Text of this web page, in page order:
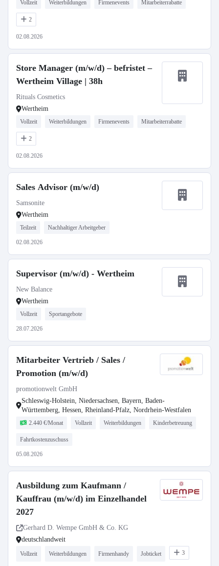
Vollzeit Weiterbildungen Firmenevents Mitarbeiterrabatte
2
02.08.2026
Store Manager (m/w/d) – befristet –
Wertheim Village | 38h
Rituals Cosmetics
Wertheim
Vollzeit Weiterbildungen Firmenevents Mitarbeiterrabatte
2
02.08.2026
Sales Advisor (m/w/d)
Samsonite
Wertheim
Teilzeit Nachhaltiger Arbeitgeber
02.08.2026
Supervisor (m/w/d) - Wertheim
New Balance
Wertheim
Vollzeit Sportangebote
28.07.2026
Mitarbeiter Vertrieb / Sales /
Promotion (m/w/d)
promotionwelt GmbH
Schleswig-Holstein, Niedersachsen, Bayern, Baden-
Württemberg, Hessen, Rheinland-Pfalz, Nordrhein-Westfalen
2.440 €/Monat Vollzeit Weiterbildungen Kinderbetreuung
Fahrtkostenzuschuss
05.08.2026
Ausbildung zum Kaufmann /
Kauffrau (m/w/d) im Einzelhandel
2027
Gerhard D. Wempe GmbH & Co. KG
deutschlandweit
Vollzeit Weiterbildungen Firmenhandy Jobticket 3